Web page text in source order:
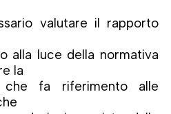
valutare il rapporto
alla luce della normativa
la
che fa riferimento alle